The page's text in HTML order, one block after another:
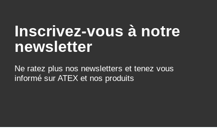
Inscrivez-vous à notre
newsletter
Ne ratez plus nos newsletters et tenez vous
informé sur ATEX et nos produits